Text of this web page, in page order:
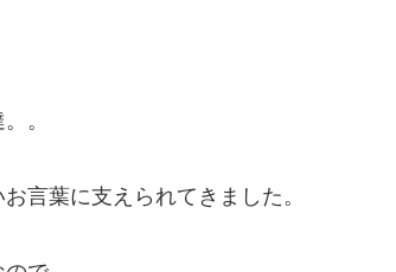
。
言葉に支えられてきました。